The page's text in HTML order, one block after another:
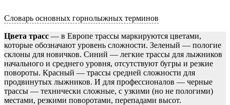
Словарь основных горнолыжных терминов
Цвета трасс — в Европе трассы маркируются цветами,
которые обозначают уровень сложности. Зеленый — пологие
склоны для новичков. Синий — легкие трассы для лыжников
начального и среднего уровня, отсутствуют бугры и резкие
повороты. Красный — трассы средней сложности для
продвинутых лыжников. И для профессионалов — черные
трассы — технически сложные, с узкими (но не пологими)
местами, резкими поворотами, перепадами высот.